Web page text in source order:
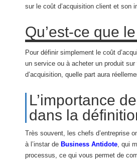
sur le coût d’acquisition client et son
Qu’est-ce que
Pour définir simplement le coût
un service ou à acheter un produit
d’acquisition, quelle part aura
L’importance
dans la
Très souvent, les chefs d’entreprise
à l’instar de Business Antidote, qui
processus, ce qui vous permet de